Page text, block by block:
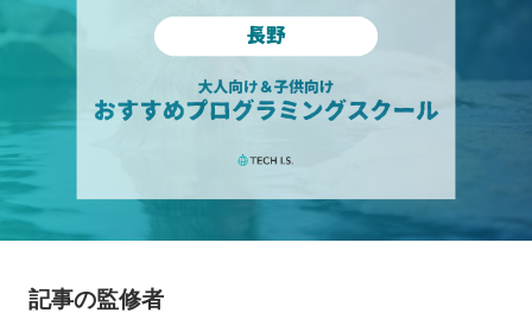
記事の監修者